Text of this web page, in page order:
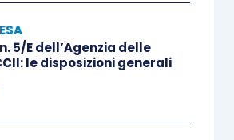
previsione di indispensabile
dell’articolo 384, comma 2,
5/E dell’Agenzia delle
le disposizioni generali